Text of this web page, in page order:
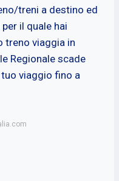
treni a destino ed
il quale hai
treno viaggia in
Regionale scade
viaggio fino a